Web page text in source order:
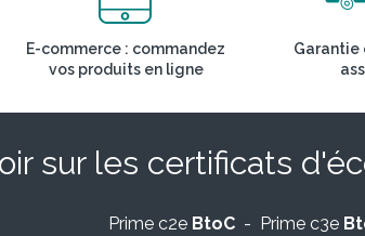
E-commerce : commandez
vos produits en ligne
Garantie
sur les certificats
Prime c2e BtoC- Prime c3e